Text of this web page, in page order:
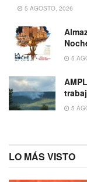
5 AGOSTO, 2026
5
5
LO MÁS VISTO